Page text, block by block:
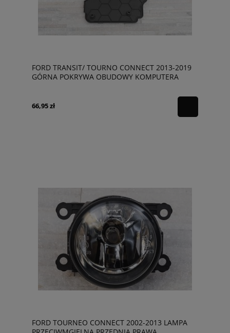
FORD TRANSIT/ TOURNO CONNECT 2013-2019
GÓRNA POKRYWA OBUDOWY KOMPUTERA
66,95 zł
FORD TOURNEO CONNECT 2002-2013 LAMPA